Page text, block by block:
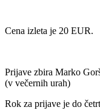
Cena izleta je 20 EUR.
Prijave zbira Marko
(v večernih urah)
Rok za prijave je do